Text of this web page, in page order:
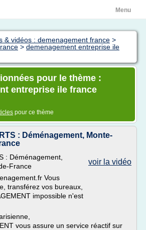
Menu
& vidéos : demenagement france >
> demenagement entreprise ile
pour le thème :
entreprise ile france
pour ce thème
: Déménagement, Monte-
voir la vidéo
: Déménagement,
France
Vous
transférez vos bureaux,
impossible n'est
vous assure un service réactif sur